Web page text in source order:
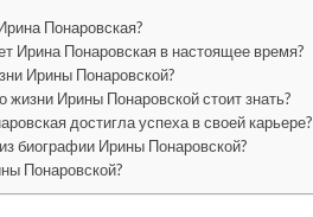
Понаровская?
Ирина Понаровская в настоящее время?
Ирины Понаровской?
жизни Ирины Понаровской стоит знать?
достигла успеха в своей карьере?
биографии Ирины Понаровской?
Понаровской?